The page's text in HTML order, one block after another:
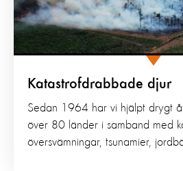
Katastrofdrabbade djur
Sedan 1964 har vi hjälpt drygt
över 80 länder i samband med
översvämningar, tsunamier,